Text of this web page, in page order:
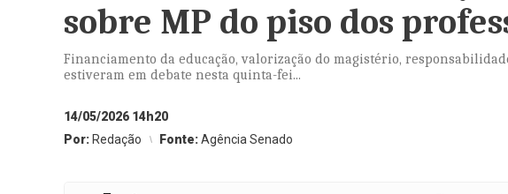
sobre MP do piso dos
Financiamento da educação, valorização do magistério,
estiveram em debate nesta quinta-fei...
14/05/2026 14h20
Por: Redação Fonte:Agência Senado